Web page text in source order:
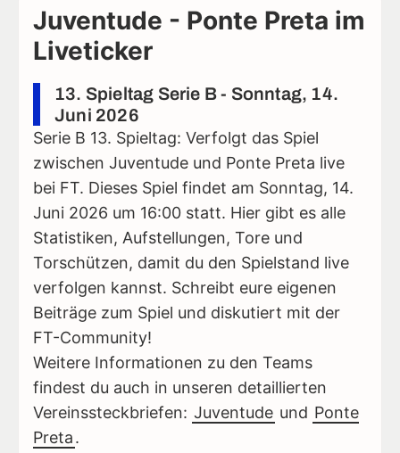
Juventude - Ponte Preta im
Liveticker
13. Spieltag Serie B - Sonntag, 14.
Juni 2026
Serie B 13. Spieltag: Verfolgt das Spiel
zwischen Juventude und Ponte Preta live
bei FT. Dieses Spiel findet am Sonntag, 14.
Juni 2026 um 16:00 statt. Hier gibt es alle
Statistiken, Aufstellungen, Tore und
Torschützen, damit du den Spielstand live
verfolgen kannst. Schreibt eure eigenen
Beiträge zum Spiel und diskutiert mit der
FT-Community!
Weitere Informationen zu den Teams
findest du auch in unseren detaillierten
Vereinssteckbriefen: Juventude und Ponte
Preta.